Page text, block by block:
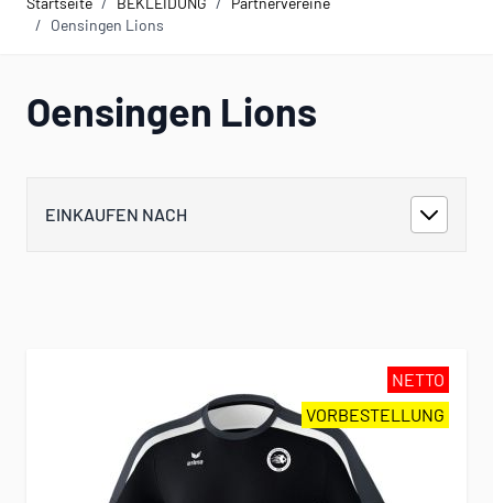
/ Oensingen Lions
Oensingen Lions
EINKAUFEN NACH
NETTO
VORBESTELLUNG